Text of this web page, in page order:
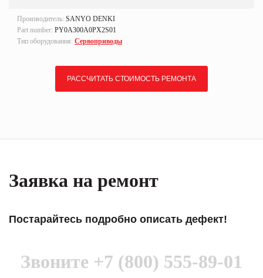
Производитель: SANYO DENKI
Part number: PY0A300A0PX2S01
Тип оборудования: Сервоприводы
РАССЧИТАТЬ СТОИМОСТЬ РЕМОНТА
Заявка на ремонт
Постарайтесь подробно описать дефект!
Звоните +7 (800) 555-89-01